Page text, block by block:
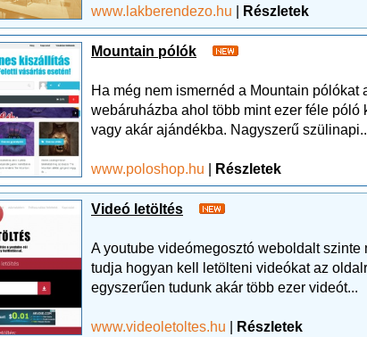
www.lakberendezo.hu Részletek
Mountain pólók
Ha még nem ismernéd a Mountain pólókat
webáruházba ahol több mint ezer féle póló
vagy akár ajándékba. Nagyszerű
www.poloshop.hu Részletek
Videó letöltés
A youtube videómegosztó weboldalt
tudja hogyan kell letölteni videókat az
egyszerűen tudunk akár több ezer videót...
www.videoletoltes.hu Részletek